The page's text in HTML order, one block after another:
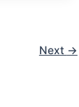
Next →